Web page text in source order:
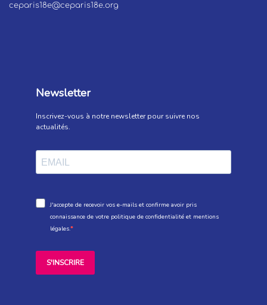
ceparis18e@ceparis18e.org